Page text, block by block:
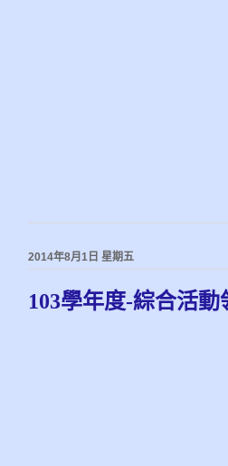
2014年8月1日 星期五
103學年度-綜合活